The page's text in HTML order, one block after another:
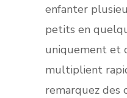
enfanter
petits en
uniquement et
multiplient
remarquez des